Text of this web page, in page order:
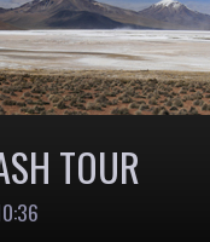
TOUR